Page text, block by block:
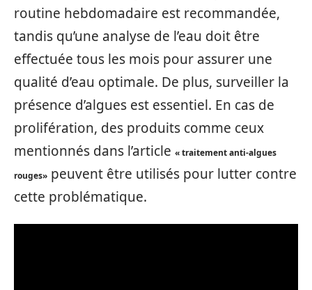
routine hebdomadaire est recommandée,
tandis qu’une analyse de l’eau doit être
effectuée tous les mois pour assurer une
qualité d’eau optimale. De plus, surveiller la
présence d’algues est essentiel. En cas de
prolifération, des produits comme ceux
mentionnés dans l’article « traitement anti-algues
rouges» peuvent être utilisés pour lutter contre
cette problématique.